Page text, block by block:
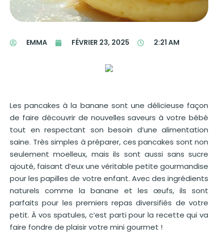
EMMA FÉVRIER 23, 2025 2:21 AM
Les pancakes à la banane sont une délicieuse façon
de faire découvrir de nouvelles saveurs à votre bébé
tout en respectant son besoin d’une alimentation
saine. Très simples à préparer, ces pancakes sont non
seulement moelleux, mais ils sont aussi sans sucre
ajouté, faisant d’eux une véritable petite gourmandise
pour les papilles de votre enfant. Avec des ingrédients
naturels comme la banane et les œufs, ils sont
parfaits pour les premiers repas diversifiés de votre
petit. À vos spatules, c’est parti pour la recette qui va
faire fondre de plaisir votre mini gourmet !